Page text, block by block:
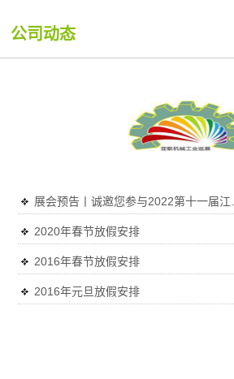
公司动态
2020年春节放假安排
2016年春节放假安排
2016年元旦放假安排